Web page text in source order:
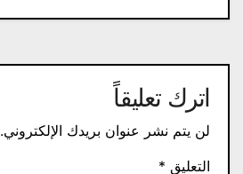
اترك تعليقاً
لن يتم نشر عنوان بريدك الإلكتروني.
التعليق *